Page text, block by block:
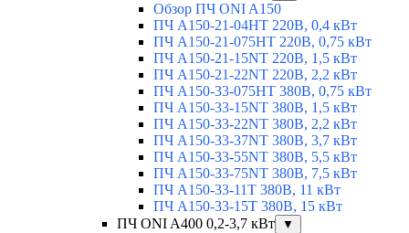
Обзор ПЧ ONI A150
ПЧ A150-21-04HT 220В, 0,4 кВт
ПЧ A150-21-075HT 220В, 0,75 кВт
ПЧ A150-21-15NT 220В, 1,5 кВт
ПЧ A150-21-22NT 220В, 2,2 кВт
ПЧ A150-33-075HT 380В, 0,75 кВт
ПЧ A150-33-15NT 380В, 1,5 кВт
ПЧ A150-33-22NT 380В, 2,2 кВт
ПЧ A150-33-37NT 380В, 3,7 кВт
ПЧ A150-33-55NT 380В, 5,5 кВт
ПЧ A150-33-75NT 380В, 7,5 кВт
ПЧ A150-33-11T 380В, 11 кВт
ПЧ A150-33-15T 380В, 15 кВт
ПЧ ONI A400 0,2-3,7 кВт
▼